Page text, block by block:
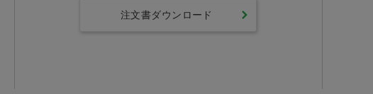
注文書ダウンロード